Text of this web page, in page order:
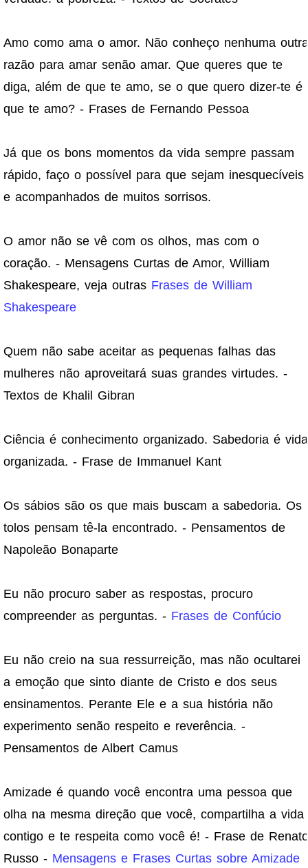
Amo como ama o amor. Não conheço nenhuma outra
razão para amar senão amar. Que queres que te
diga, além de que te amo, se o que quero dizer-te é
que te amo? - Frases de Fernando Pessoa
Já que os bons momentos da vida sempre passam
rápido, faço o possível para que sejam inesquecíveis
e acompanhados de muitos sorrisos.
O amor não se vê com os olhos, mas com o
coração. - Mensagens Curtas de Amor, William
Shakespeare, veja outras Frases de William
Shakespeare
Quem não sabe aceitar as pequenas falhas das
mulheres não aproveitará suas grandes virtudes. -
Textos de Khalil Gibran
Ciência é conhecimento organizado. Sabedoria é vida
organizada. - Frase de Immanuel Kant
Os sábios são os que mais buscam a sabedoria. Os
tolos pensam tê-la encontrado. - Pensamentos de
Napoleão Bonaparte
Eu não procuro saber as respostas, procuro
compreender as perguntas. - Frases de Confúcio
Eu não creio na sua ressurreição, mas não ocultarei
a emoção que sinto diante de Cristo e dos seus
ensinamentos. Perante Ele e a sua história não
experimento senão respeito e reverência. -
Pensamentos de Albert Camus
Amizade é quando você encontra uma pessoa que
olha na mesma direção que você, compartilha a vida
contigo e te respeita como você é! - Frase de Renato
Russo - Mensagens e Frases Curtas sobre Amizade